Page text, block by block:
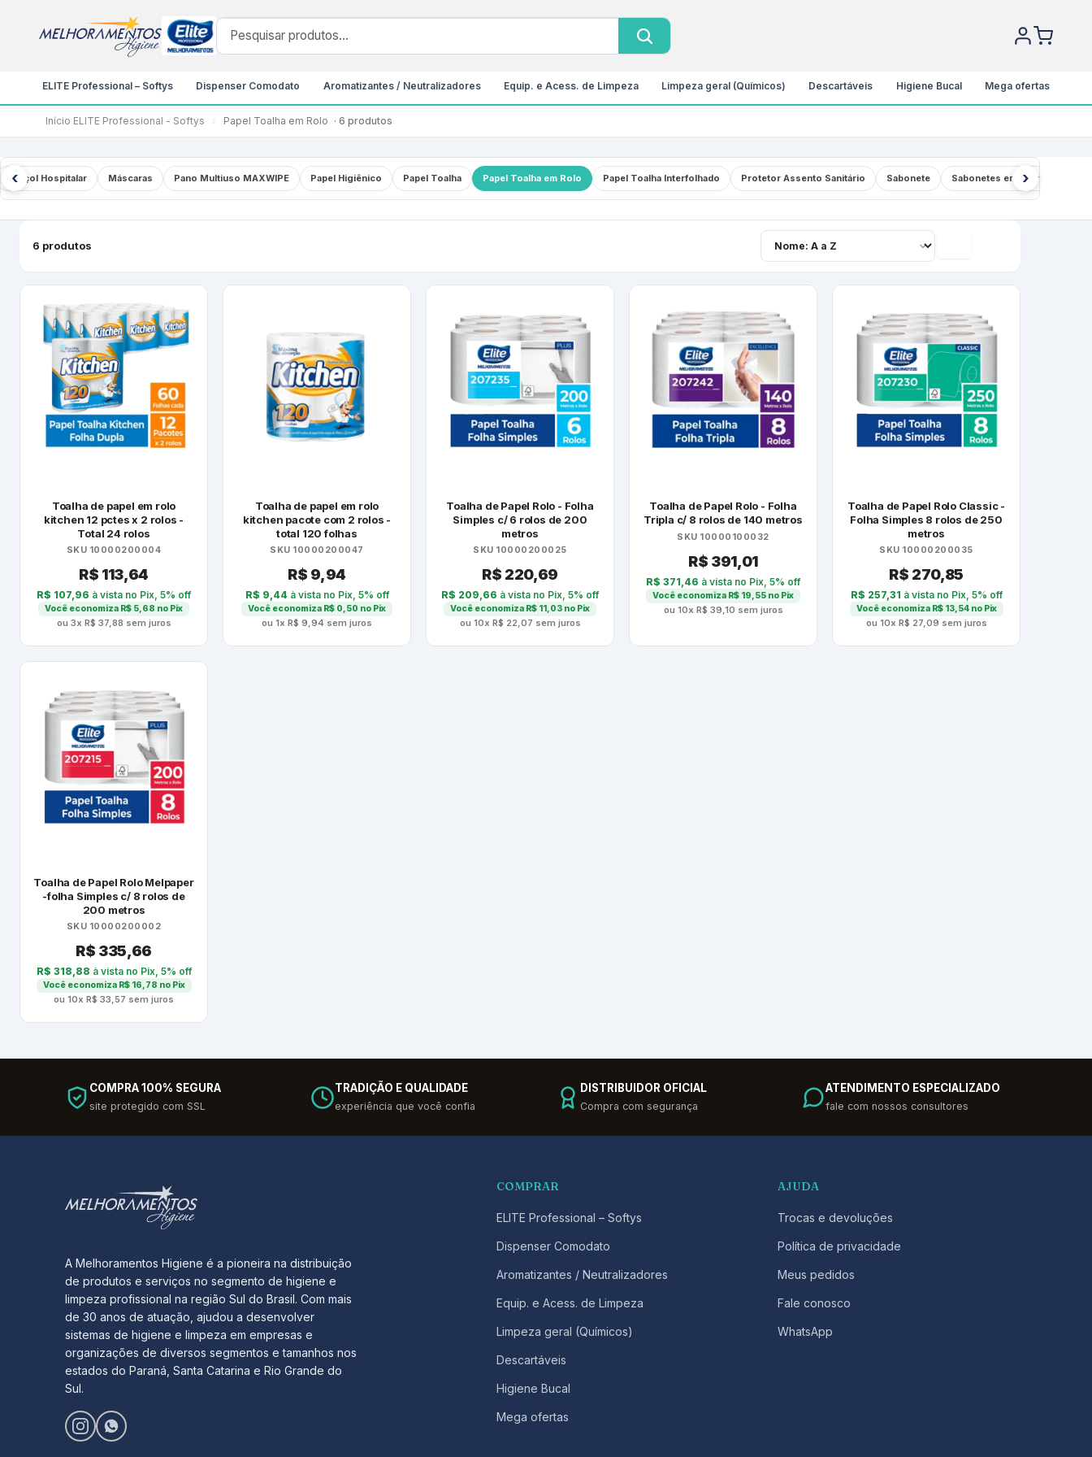
ELITE Professional – Softys Dispenser Comodato Aromatizantes / Neutralizadores Equip. e Acess. de Limpeza Limpeza geral (Químicos) Descartáveis Higiene Bucal Mega ofertas
Início ELITE Professional - Softys › Papel Toalha em Rolo · 6 produtos
Lençol Hospitalar Máscaras Pano Multiuso MAXWIPE Papel Higiênico Papel Toalha Papel Toalha em Rolo Papel Toalha Interfolhado Protetor Assento Sanitário Sabonete Sabonetes em Barra
‹ ›
6 produtos
Toalha de papel em rolo
kitchen 12 pctes x 2 rolos -
Total 24 rolos
SKU 10000200004
R$ 113,64
R$ 107,96 à vista no Pix, 5% off
Você economiza R$ 5,68 no Pix
ou 3x R$ 37,88 sem juros
Toalha de papel em rolo
kitchen pacote com 2 rolos -
total 120 folhas
SKU 10000200047
R$ 9,94
R$ 9,44à vista no Pix, 5% off
Você economiza R$ 0,50 no Pix
ou 1x R$ 9,94 sem juros
Toalha de Papel Rolo - Folha
Simples c/ 6 rolos de 200
metros
SKU 10000200025
R$ 220,69
R$ 209,66 à vista no Pix, 5% off
Você economiza R$ 11,03 no Pix
ou 10x R$ 22,07 sem juros
Toalha de Papel Rolo - Folha
Tripla c/ 8 rolos de 140 metros
SKU 10000100032
R$ 391,01
R$ 371,46 à vista no Pix, 5% off
Você economiza R$ 19,55 no Pix
ou 10x R$ 39,10 sem juros
Toalha de Papel Rolo Classic -
Folha Simples 8 rolos de 250
metros
SKU 10000200035
R$ 270,85
R$ 257,31 à vista no Pix, 5% off
Você economiza R$13,54no Pix
ou 10x R$ 27,09 sem juros
Toalha de Papel Rolo Melpaper
-folha Simples c/ 8 rolos de
200 metros
SKU 10000200002
R$ 335,66
R$ 318,88 à vista no Pix, 5% off
Você economiza R$16,78 no Pix
ou 10x R$ 33,57 sem juros
COMPRA 100% SEGURA
site protegido com SSL
TRADIÇÃO E QUALIDADE
experiência que você confia
DISTRIBUIDOR OFICIAL
Compra com segurança
ATENDIMENTO ESPECIALIZADO
fale com nossos consultores
A Melhoramentos Higiene é a pioneira na distribuição
de produtos e serviços no segmento de higiene e
limpeza profissional na região Sul do Brasil. Com mais
de 30 anos de atuação, ajudou a desenvolver
sistemas de higiene e limpeza em empresas e
organizações de diversos segmentos e tamanhos nos
estados do Paraná, Santa Catarina e Rio Grande do
Sul.
COMPRAR
ELITE Professional – Softys
Dispenser Comodato
Aromatizantes / Neutralizadores
Equip. e Acess. de Limpeza
Limpeza geral (Químicos)
Descartáveis
Higiene Bucal
Mega ofertas
AJUDA
Trocas e devoluções
Política de privacidade
Meus pedidos
Fale conosco
WhatsApp